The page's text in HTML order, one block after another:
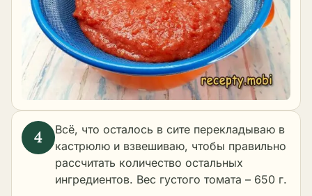
Всё, что осталось в сите перекладываю в
кастрюлю и взвешиваю, чтобы правильно
рассчитать количество остальных
ингредиентов. Вес густого томата – 650 г.